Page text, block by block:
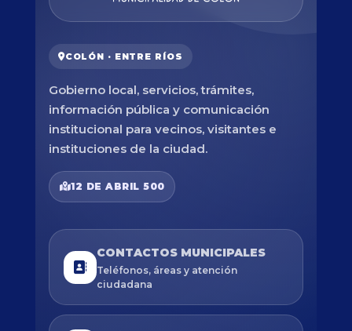
COLÓN · ENTRE RÍOS
Gobierno local, servicios, trámites,
información pública y comunicación
institucional para vecinos, visitantes e
instituciones de la ciudad.
12 DE ABRIL 500
CONTACTOS MUNICIPALES
Teléfonos, áreas y atención
ciudadana